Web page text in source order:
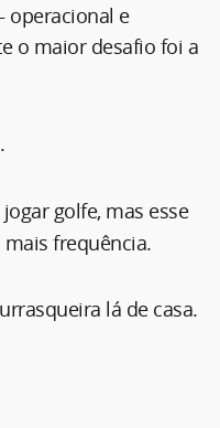
operacional e
o maior desafio foi a
golfe, mas esse
frequência.
lá de casa.